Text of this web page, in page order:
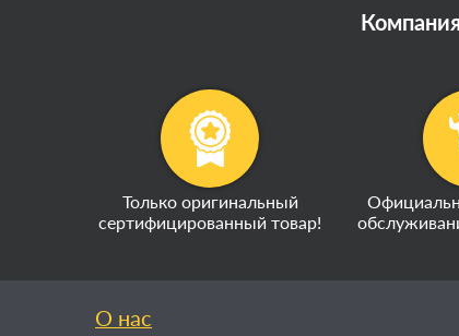
Только оригинальный
сертифицированный товар!
О нас